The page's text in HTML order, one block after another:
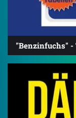
"Benzinfuchs" -